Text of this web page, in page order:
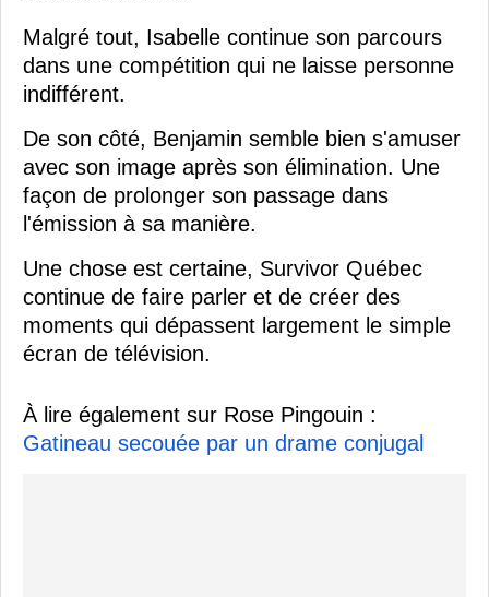
Malgré tout, Isabelle continue son parcours
dans une compétition qui ne laisse personne
indifférent.
De son côté, Benjamin semble bien s'amuser
avec son image après son élimination. Une
façon de prolonger son passage dans
l'émission à sa manière.
Une chose est certaine, Survivor Québec
continue de faire parler et de créer des
moments qui dépassent largement le simple
écran de télévision.
À lire également sur Rose Pingouin :
Gatineau secouée par un drame conjugal